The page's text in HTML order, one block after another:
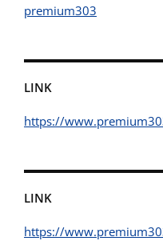
premium303
LINK
https://
LINK
https://